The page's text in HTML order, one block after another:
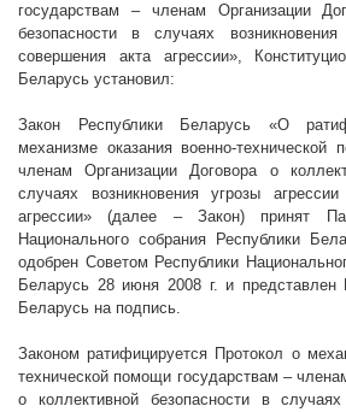
государствам – членам Организации
безопасности в случаях
совершения акта агрессии»,
Беларусь установил:
Закон Республики Беларусь «О
механизме оказания военно-технической
членам Организации Договора о
случаях возникновения угрозы
агрессии» (далее – Закон) принят
Национального собрания Республики
одобрен Советом Республики
Беларусь 28 июня 2008 г. и представлен
Беларусь на подпись.
Законом ратифицируется Протокол о
технической помощи государствам –
о коллективной безопасности в случаях